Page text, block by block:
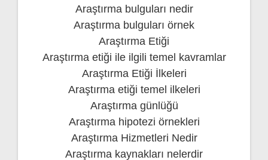
Araştırma bulguları nedir
Araştırma bulguları örnek
Araştırma Etiği
Araştırma etiği ile ilgili temel kavramlar
Araştırma Etiği İlkeleri
Araştırma etiği temel ilkeleri
Araştırma günlüğü
Araştırma hipotezi örnekleri
Araştırma Hizmetleri Nedir
Araştırma kaynakları nelerdir